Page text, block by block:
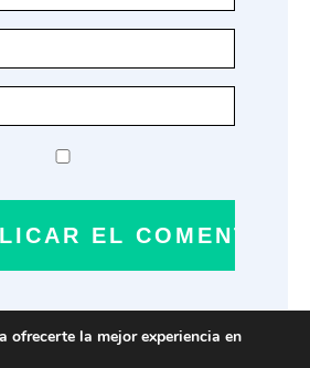
ofrecerte la mejor experiencia en